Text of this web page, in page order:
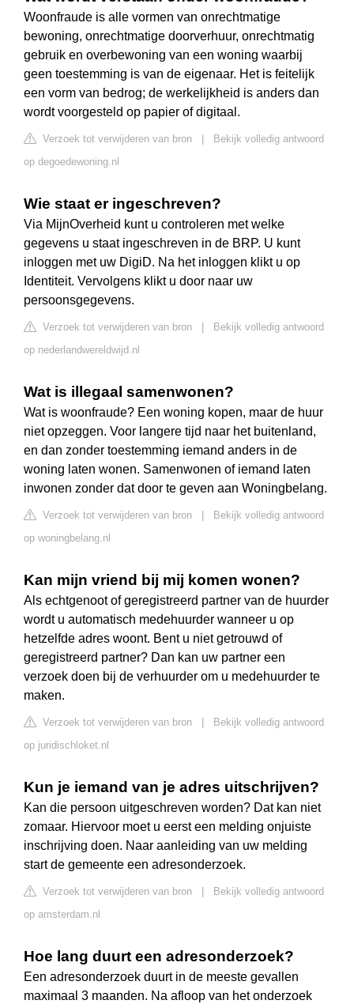
Woonfraude is alle vormen van onrechtmatige
bewoning, onrechtmatige doorverhuur, onrechtmatig
gebruik en overbewoning van een woning waarbij
geen toestemming is van de eigenaar. Het is feitelijk
een vorm van bedrog; de werkelijkheid is anders dan
wordt voorgesteld op papier of digitaal.
Verzoek tot verwijderen van bron
Bekijk volledig antwoord
op degoedewoning.nl
Wie staat er ingeschreven?
Via MijnOverheid kunt u controleren met welke
gegevens u staat ingeschreven in de BRP. U kunt
inloggen met uw DigiD. Na het inloggen klikt u op
Identiteit. Vervolgens klikt u door naar uw
persoonsgegevens.
Verzoek tot verwijderen van bron
Bekijk volledig antwoord
op nederlandwereldwijd.nl
Wat is illegaal samenwonen?
Wat is woonfraude? Een woning kopen, maar de huur
niet opzeggen. Voor langere tijd naar het buitenland,
en dan zonder toestemming iemand anders in de
woning laten wonen. Samenwonen of iemand laten
inwonen zonder dat door te geven aan Woningbelang.
Verzoek tot verwijderen van bron
Bekijk volledig antwoord
op woningbelang.nl
Kan mijn vriend bij mij komen wonen?
Als echtgenoot of geregistreerd partner van de huurder
wordt u automatisch medehuurder wanneer u op
hetzelfde adres woont. Bent u niet getrouwd of
geregistreerd partner? Dan kan uw partner een
verzoek doen bij de verhuurder om u medehuurder te
maken.
Verzoek tot verwijderen van bron
Bekijk volledig antwoord
op juridischloket.nl
Kun je iemand van je adres uitschrijven?
Kan die persoon uitgeschreven worden? Dat kan niet
zomaar. Hiervoor moet u eerst een melding onjuiste
inschrijving doen. Naar aanleiding van uw melding
start de gemeente een adresonderzoek.
Verzoek tot verwijderen van bron
Bekijk volledig antwoord
op amsterdam.nl
Hoe lang duurt een adresonderzoek?
Een adresonderzoek duurt in de meeste gevallen
maximaal 3 maanden. Na afloop van het onderzoek